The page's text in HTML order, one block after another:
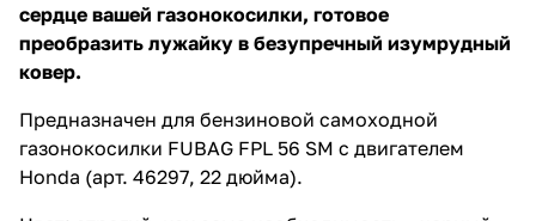
сердце вашей газонокосилки, готовое
преобразить лужайку в безупречный изумрудный
ковер.
Предназначен для бензиновой самоходной
газонокосилки FUBAG FPL 56 SM с двигателем
Honda (арт. 46297, 22 дюйма).